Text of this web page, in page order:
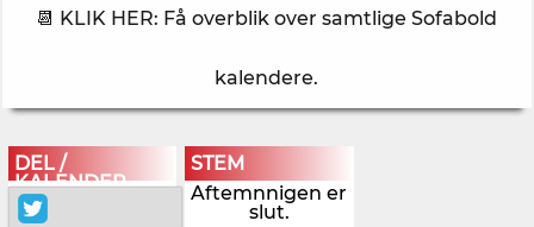
📆 KLIK HER: Få overblik over samtlige Sofabold
kalendere.
DEL /
KALENDER
STEM
Aftemnnigen er
slut.